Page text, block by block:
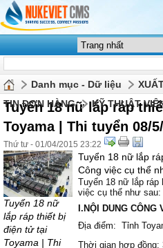
Danh mục - Dữ liệu
TIN ĐƠN HÀNG
KỸ THUẬT
Tuyển 18 nữ lắp ráp
Toyama | Thi tuyển 08/
Thứ tư - 01/04/2015 23:22
Tuyển 18 nữ
lắp ráp thiết bị
điện tử tại
Toyama | Thi
Tuyển 18 nữ lắp
Công việc cụ thể
Tuyển 18 nữ lắp ráp
việc cụ thể như sau:
I.NỘI DUNG
Địa điểm: Tỉnh
Thời gian hợp đồng: